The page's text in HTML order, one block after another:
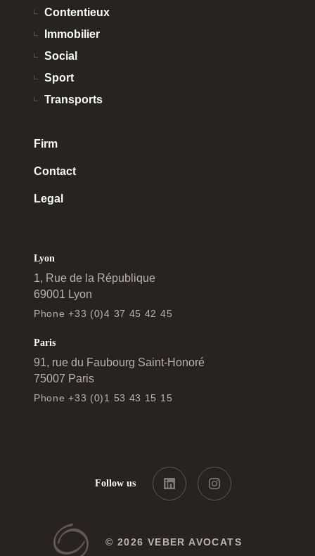
Contentieux
Immobilier
Social
Sport
Transports
Firm
Contact
Legal
Lyon
1, Rue de la République
69001 Lyon
Phone +33 (0)4 37 45 42 45
Paris
91, rue du Faubourg Saint-Honoré
75007 Paris
Phone +33 (0)1 53 43 15 15
Follow us
© 2026 VEBER AVOCATS